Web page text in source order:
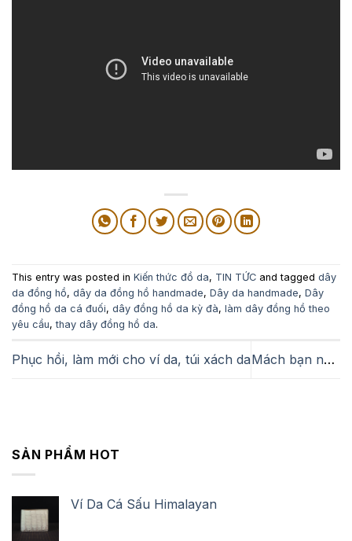
This entry was posted in Kiến thức đồ da, TIN TỨC and tagged dây
da đồng hồ, dây da đồng hồ handmade, Dây da handmade, Dây
đồng hồ da cá đuối, dây đồng hồ da kỳ đà, làm dây đồng hồ theo
yêu cầu,thay dây đồng hồ da.
Phục hồi, làm mới cho ví da, túi xách da Mách bạn những mẫu dây da cho đồng hồ Sunrise
SẢN PHẨM HOT
Ví Da Cá Sấu Himalayan